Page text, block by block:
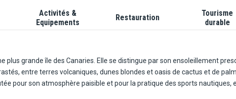
Activités &
Equipements
Restauration
Tourisme
durable
grande île des Canaries. Elle se distingue par son ensoleillement
entre terres volcaniques, dunes blondes et oasis de cactus et de
pour son atmosphère paisible et pour la pratique des sports nautiques,